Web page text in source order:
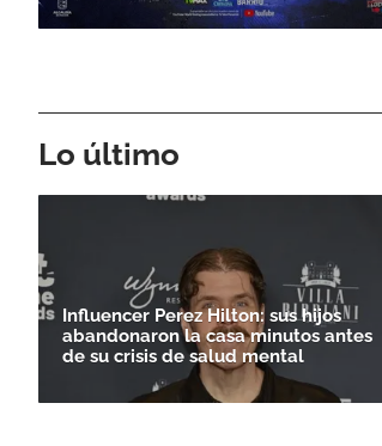
Lo último
Influencer Perez Hilton: sus hijos
abandonaron la casa minutos antes
de su crisis de salud mental